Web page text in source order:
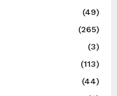
(49)
(265)
(3)
(113)
(44)